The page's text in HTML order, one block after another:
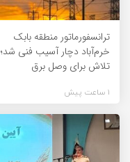
ترانسفورماتور منطقه بابک
خرم‌آباد دچار آسیب فنی شد؛
تلاش برای وصل برق
1 ساعت پیش